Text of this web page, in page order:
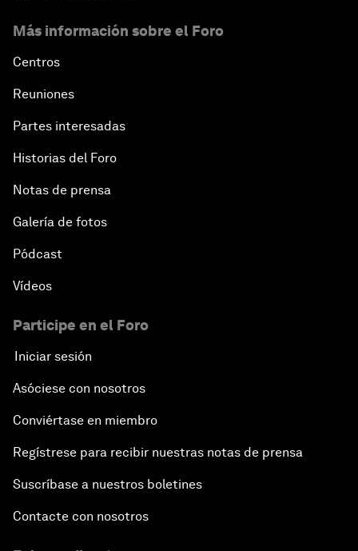
Más información sobre el Foro
Centros
Reuniones
Partes interesadas
Historias del Foro
Notas de prensa
Galería de fotos
Pódcast
Vídeos
Participe en el Foro
Iniciar sesión
Asóciese con nosotros
Conviértase en miembro
Regístrese para recibir nuestras notas de prensa
Suscríbase a nuestros boletines
Contacte con nosotros